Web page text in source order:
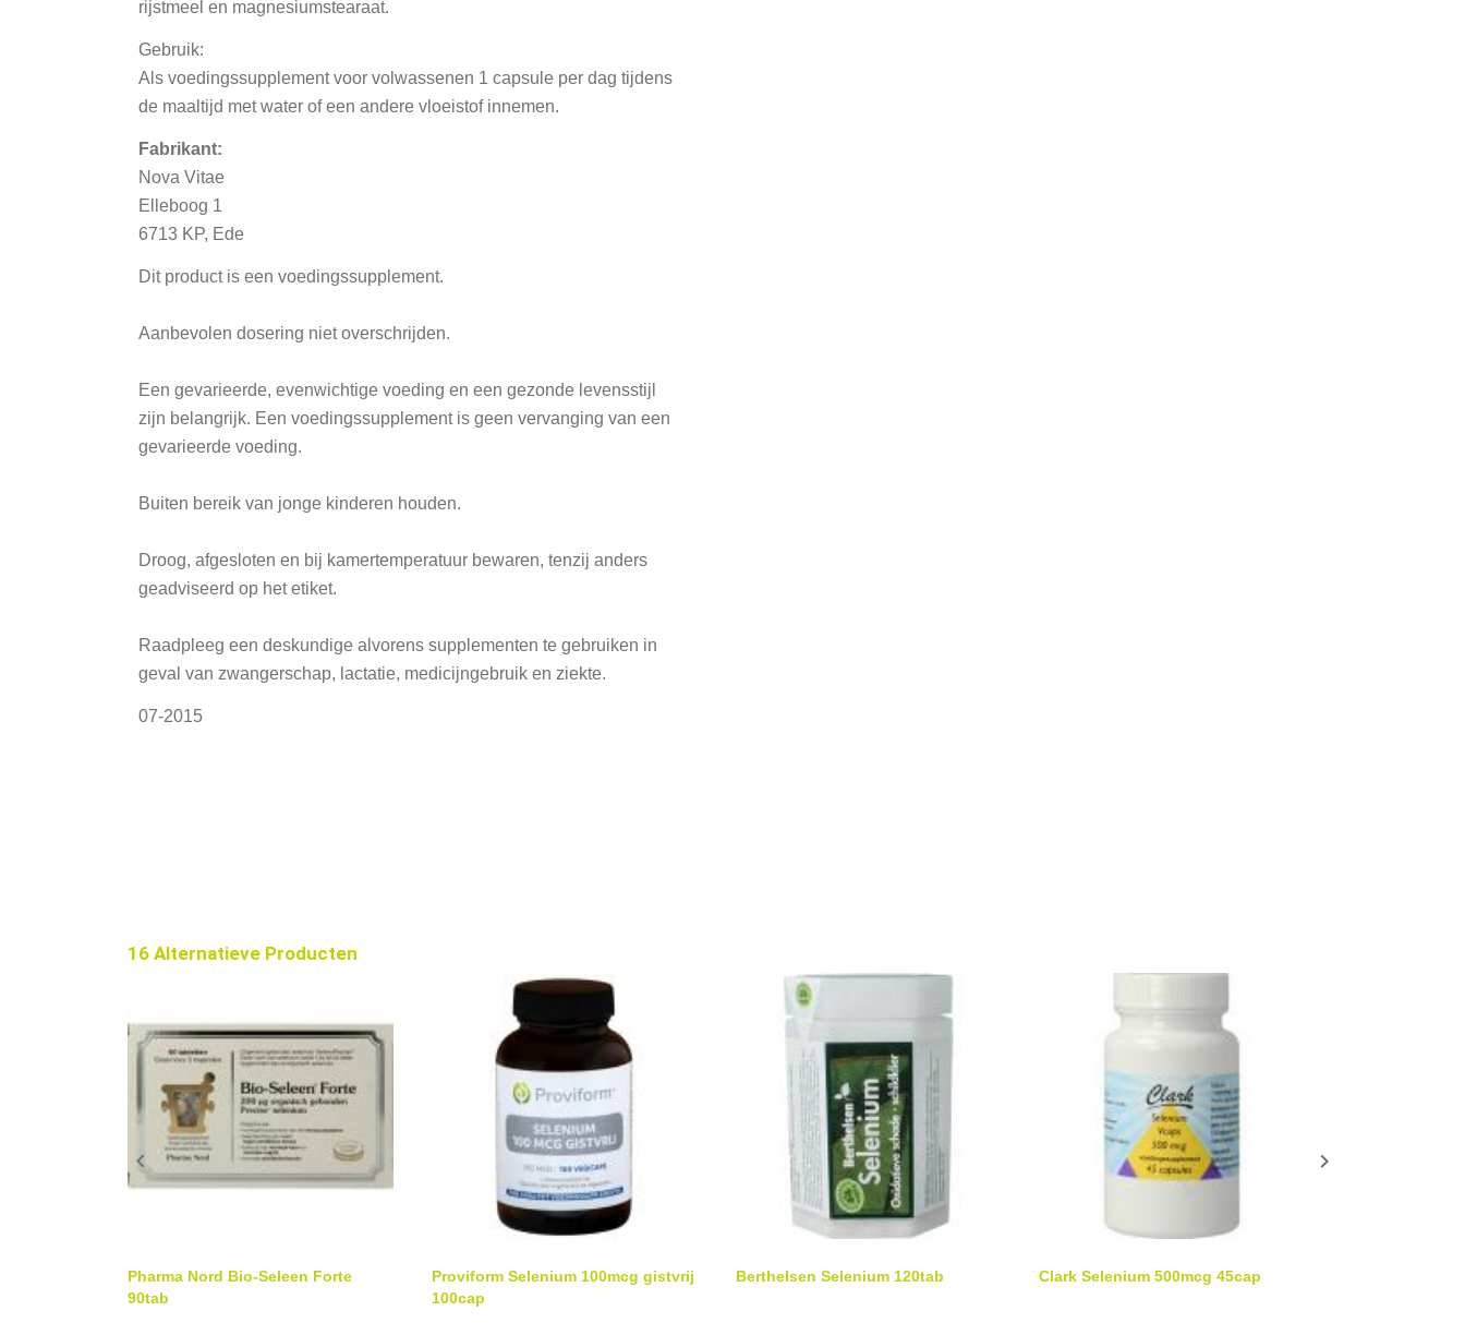
rijstmeel en magnesiumstearaat.
Gebruik:
Als voedingssupplement voor volwassenen 1 capsule per dag tijdens
de maaltijd met water of een andere vloeistof innemen.
Fabrikant:
Nova Vitae
Elleboog 1
6713 KP, Ede
Dit product is een voedingssupplement.
Aanbevolen dosering niet overschrijden.
Een gevarieerde, evenwichtige voeding en een gezonde levensstijl
zijn belangrijk. Een voedingssupplement is geen vervanging van een
gevarieerde voeding.
Buiten bereik van jonge kinderen houden.
Droog, afgesloten en bij kamertemperatuur bewaren, tenzij anders
geadviseerd op het etiket.
Raadpleeg een deskundige alvorens supplementen te gebruiken in
geval van zwangerschap, lactatie, medicijngebruik en ziekte.
07-2015
16 Alternatieve Producten
Pharma Nord Bio-Seleen Forte
90tab
Proviform Selenium 100mcg gistvrij
100cap
Berthelsen Selenium 120tab Clark Selenium 500mcg 45cap
 